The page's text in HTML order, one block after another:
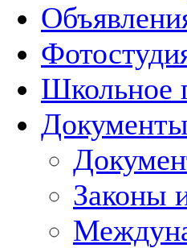
Школьное
Документы
Законы